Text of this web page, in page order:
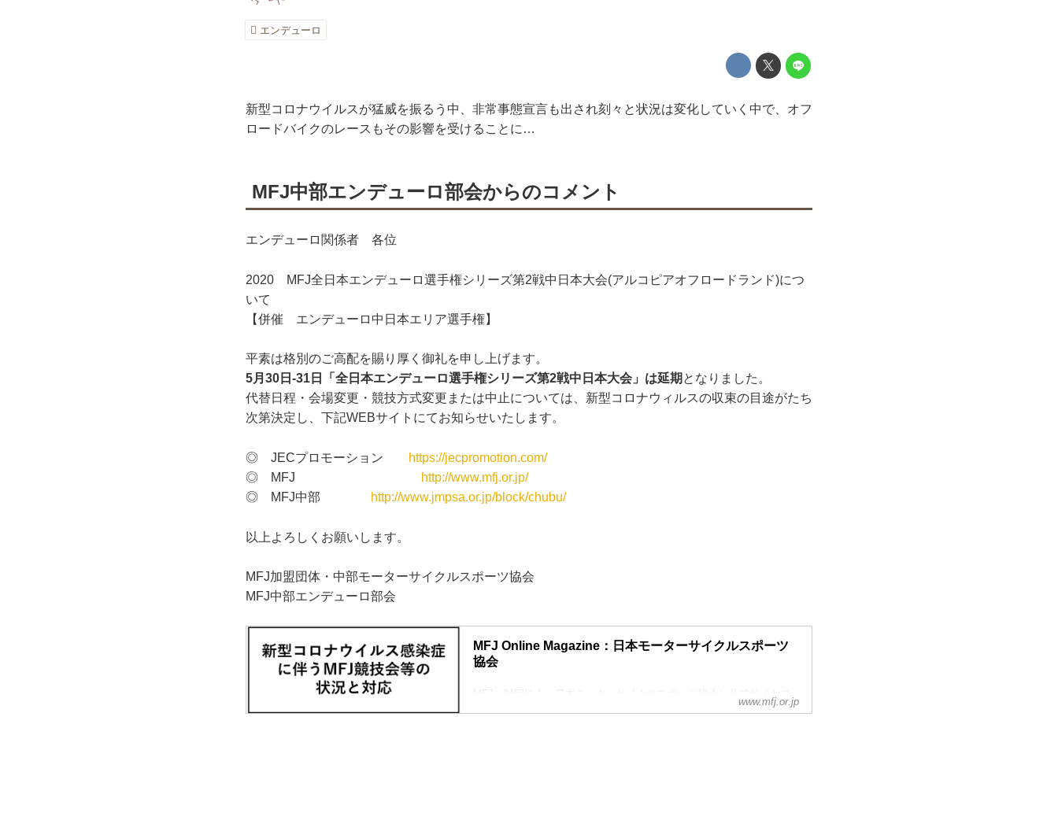
エンデューロ
新型コロナウイルスが猛威を振るう中、非常事態宣言も出され刻々と状況は変化していく中で、オフ
ロードバイクのレースもその影響を受けることに…
MFJ中部エンデューロ部会からのコメント
エンデューロ関係者 各位
2020 MFJ全日本エンデューロ選手権シリーズ第2戦中日本大会(アルコピアオフロードランド)につ
いて
【併催 エンデューロ中日本エリア選手権】
平素は格別のご高配を賜り厚く御礼を申し上げます。
5月30日‐31日「全日本エンデューロ選手権シリーズ第2戦中日本大会」は延期 となりました。
代替日程・会場変更・競技方式変更または中止については、新型コロナウィルスの収束の目途がたち
次第決定し、下記WEBサイトにてお知らせいたします。
◎ JECプロモーション
https://jecpromotion.com/
◎ MFJ
http://www.mfj.or.jp/
◎ MFJ中部
http://www.jmpsa.or.jp/block/chubu/
以上よろしくお願いします。
MFJ加盟団体・中部モーターサイクルスポーツ協会
MFJ中部エンデューロ部会
MFJ Online Magazine：日本モーターサイクルスポーツ
協会
MFJ（財団法人 日本モーターサイクルスポーツ協会）公式サイトで
す。日本国内のモーターサイクルスポーツを統轄する機関として1961
www.mfj.or.jp